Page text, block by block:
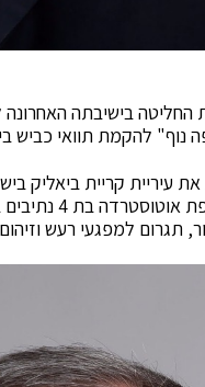
החליטה בישיבתה
להקמת תוואי כביש
עיריית קריית ביאליק
בדרכים
תגרום למפגעי רעש וזיהום